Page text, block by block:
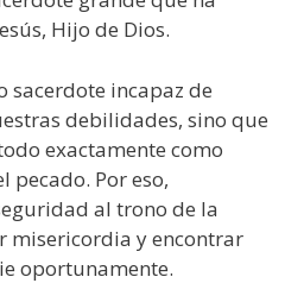
Hijo de Dios.
sacerdote incapaz de
debilidades, sino que
exactamente como
pecado. Por eso,
al trono de la
misericordia y encontrar
oportunamente.